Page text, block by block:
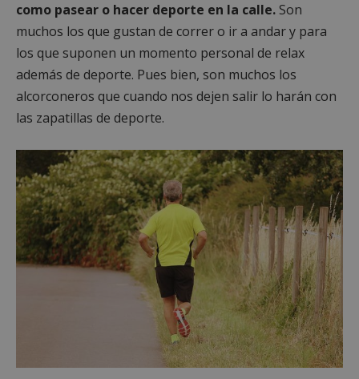
como pasear o hacer deporte en la calle. Son
muchos los que gustan de correr o ir a andar y para
los que suponen un momento personal de relax
además de deporte. Pues bien, son muchos los
alcorconeros que cuando nos dejen salir lo harán con
las zapatillas de deporte.